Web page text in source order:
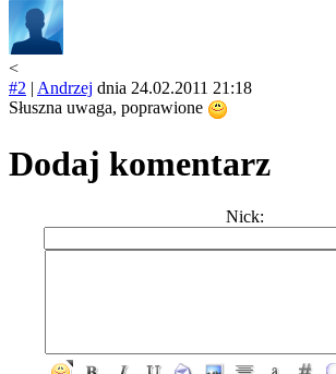
<
#2 | Andrzej dnia 24.02.2011 21:18
Słuszna uwaga, poprawione
Dodaj komentarz
Nick: